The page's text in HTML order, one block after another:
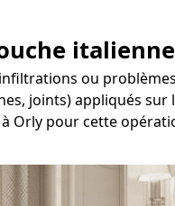
ou
joints) appliqués sur
Orly pour cette